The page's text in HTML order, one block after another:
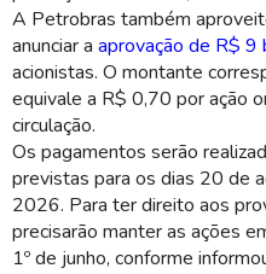
A Petrobras também
anunciar a aprovação de R$ 9
acionistas. O montante
equivale a R$ 0,70 por ação
circulação.
Os pagamentos serão
previstas para os dias 20 de
2026. Para ter direito aos
precisarão manter as ações
1º de junho, conforme